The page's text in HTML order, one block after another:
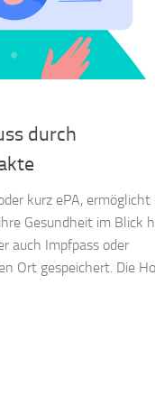
durch
kurz ePA, ermöglicht
Gesundheit im Blick
auch Impfpass oder
Ort gespeichert. Die